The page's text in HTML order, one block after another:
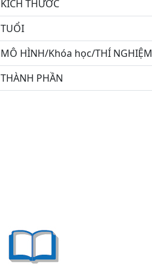
KÍCH THƯỚC
TUỔI
MÔ HÌNH/Khóa học/THÍ NGHIỆM
THÀNH PHẦN